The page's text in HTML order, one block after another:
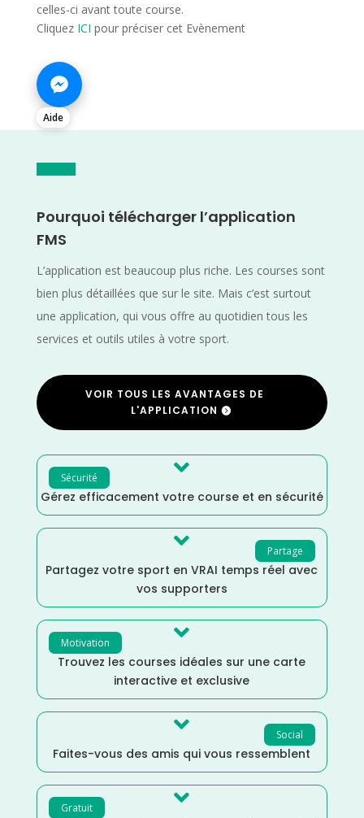
celles-ci avant toute course.
Cliquez ICI pour préciser cet Evènement
Aide
Pourquoi télécharger l’application
FMS
L’application est beaucoup plus riche. Les courses sont
bien plus détaillées que sur le site. Mais c’est surtout
une application, qui vous offre au quotidien tous les
services et outils utiles à votre sport.
VOIR TOUS LES AVANTAGES DE
L'APPLICATION
Sécurité 
Gérez efficacement votre course et en sécurité
Partage

Partagez votre sport en VRAI temps réel avec
vos supporters
Motivation 
Trouvez les courses idéales sur une carte
interactive et exclusive
Social

Faites-vous des amis qui vous ressemblent
Gratuit 